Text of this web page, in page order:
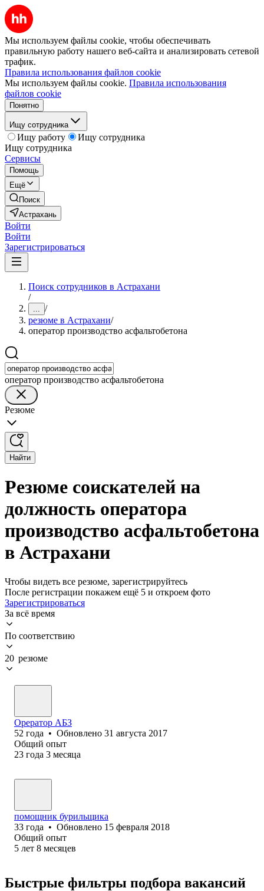
Мы используем файлы cookie, чтобы обеспечивать
правильную работу нашего веб-сайта и анализировать сетевой
трафик.
Правила использования файлов cookie
Мы используем файлы cookie. Правила использования
файлов cookie
Понятно
Ищу сотрудника
Ищу работу
Ищу сотрудника
Ищу сотрудника
Сервисы
Помощь
Ещё
Поиск
Астрахань
Войти
Войти
Зарегистрироваться
Поиск сотрудников в Астрахани
/
... /
резюме в Астрахани/
оператор производство асфальтобетона
оператор производство асфальтобетона
Резюме
Найти
Резюме соискателей на
должность оператора
производство асфальтобетона
в Астрахани
Чтобы видеть все резюме, зарегистрируйтесь
После регистрации покажем ещё 5 и откроем фото
Зарегистрироваться
За всё время
По соответствию
20 резюме
Орератор АБЗ
52 года • Обновлено 31 августа 2017
Общий опыт
23 года 3 месяца
помощник бурильщика
33 года • Обновлено 15 февраля 2018
Общий опыт
5 лет 8 месяцев
Быстрые фильтры подбора вакансий